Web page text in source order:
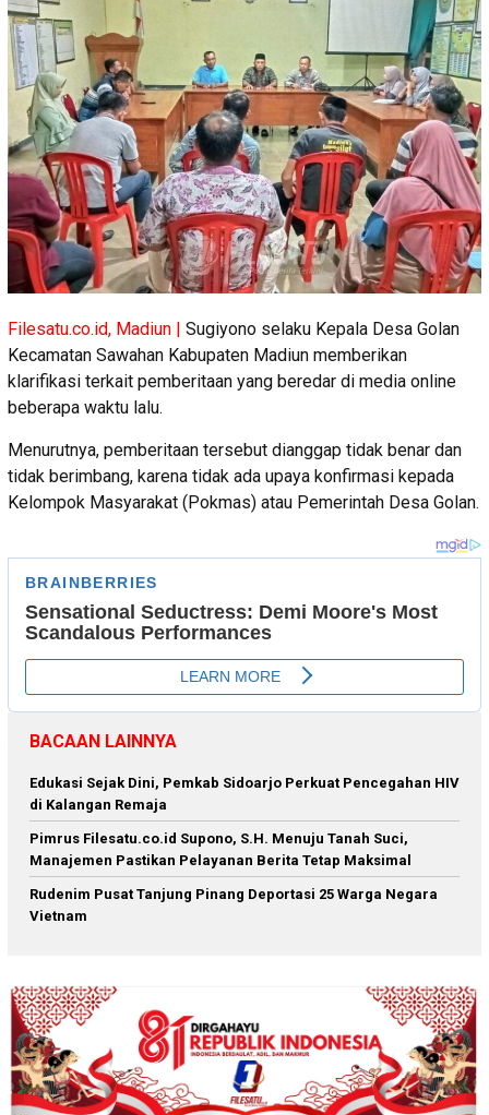
Filesatu.co.id, Madiun |
Sugiyono selaku Kepala Desa Golan
Kecamatan Sawahan Kabupaten Madiun memberikan
klarifikasi terkait pemberitaan yang beredar di media online
beberapa waktu lalu.
Menurutnya, pemberitaan tersebut dianggap tidak benar dan
tidak berimbang, karena tidak ada upaya konfirmasi kepada
Kelompok Masyarakat (Pokmas) atau Pemerintah Desa Golan.
BACAAN LAINNYA
Edukasi Sejak Dini, Pemkab Sidoarjo Perkuat Pencegahan HIV
di Kalangan Remaja
Pimrus Filesatu.co.id Supono, S.H. Menuju Tanah Suci,
Manajemen Pastikan Pelayanan Berita Tetap Maksimal
Rudenim Pusat Tanjung Pinang Deportasi 25 Warga Negara
Vietnam